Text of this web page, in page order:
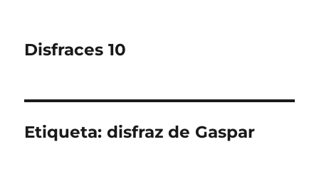
Disfraces 10
Etiqueta:disfraz de Gaspar